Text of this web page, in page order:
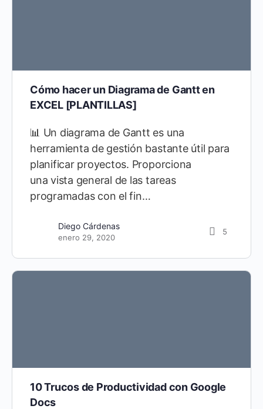
Cómo hacer un Diagrama de Gantt en
EXCEL [PLANTILLAS]
📊 Un diagrama de Gantt es una
herramienta de gestión bastante útil para
planificar proyectos. Proporciona
una vista general de las tareas
programadas con el fin…
Diego Cárdenas
enero 29, 2020
5
10 Trucos de Productividad con Google
Docs